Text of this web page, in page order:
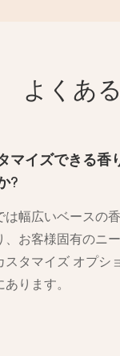
よくあ
マイズできる香
?
は幅広いベースの
、お客様固有のニ
スタマイズ オプシ
ります。